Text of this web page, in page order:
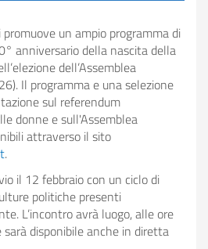
un ampio programma di
anniversario della nascita della
dell’Assemblea
Il programma e una selezione
sul referendum
donne e sull'Assemblea
attraverso il sito
.
il 12 febbraio con un ciclo di
politiche presenti
L’incontro avrà luogo, alle ore
sarà disponibile anche in diretta